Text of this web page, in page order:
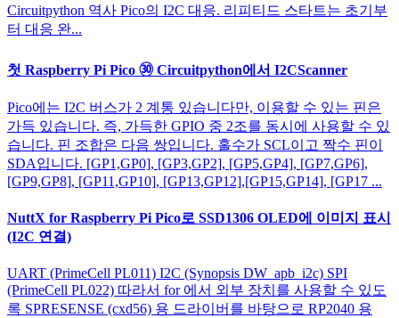
Circuitpython 역사 Pico의 I2C 대응. 리피티드 스타트는 초기부
터 대응 완...
첫 Raspberry Pi Pico ㉚ Circuitpython에서 I2CScanner
Pico에는 I2C 버스가 2 계통 있습니다만, 이용할 수 있는 핀은
가득 있습니다. 즉, 가득한 GPIO 중 2조를 동시에 사용할 수 있
습니다. 핀 조합은 다음 쌍입니다. 홀수가 SCL이고 짝수 핀이
SDA입니다. [GP1,GP0], [GP3,GP2], [GP5,GP4], [GP7,GP6],
[GP9,GP8], [GP11,GP10], [GP13,GP12],[GP15,GP14], [GP17 ...
NuttX for Raspberry Pi Pico로 SSD1306 OLED에 이미지 표시
(I2C 연결)
UART (PrimeCell PL011) I2C (Synopsis DW_apb_i2c) SPI
(PrimeCell PL022) 따라서 for 에서 외부 장치를 사용할 수 있도
록 SPRESENSE (cxd56) 용 드라이버를 바탕으로 RP2040 용